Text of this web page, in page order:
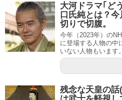
大河ドラマ｢ど
口氏純とは？
切りで切腹。
今年（2023年）の
に登場する人物の中
いない人物もいます
残念な天皇の